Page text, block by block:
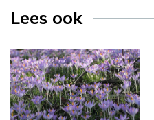
Lees ook